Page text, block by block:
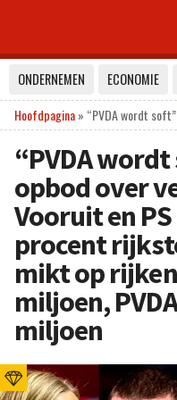
ONDERNEMEN ECONOMIE
Hoofdpagina» “PVDA wordt
“PVDA
opbod over
Vooruit en
procent
mikt op
miljoen,
miljoen